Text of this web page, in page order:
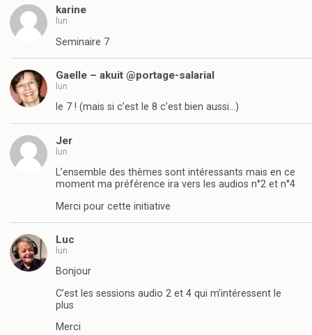
karine
lun
Seminaire 7
Gaelle – akuit @portage-salarial
lun
le 7 ! (mais si c’est le 8 c’est bien aussi…)
Jer
lun
L’ensemble des thèmes sont intéressants mais en ce
moment ma préférence ira vers les audios n°2 et n°4
Merci pour cette initiative
Luc
lun
Bonjour
C’est les sessions audio 2 et 4 qui m’intéressent le
plus
Merci